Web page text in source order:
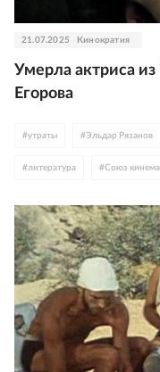
21.07.2025 Кинократия
Умерла актриса
Егорова
#утраты #Эльдар Рязанов
#литература #Союз